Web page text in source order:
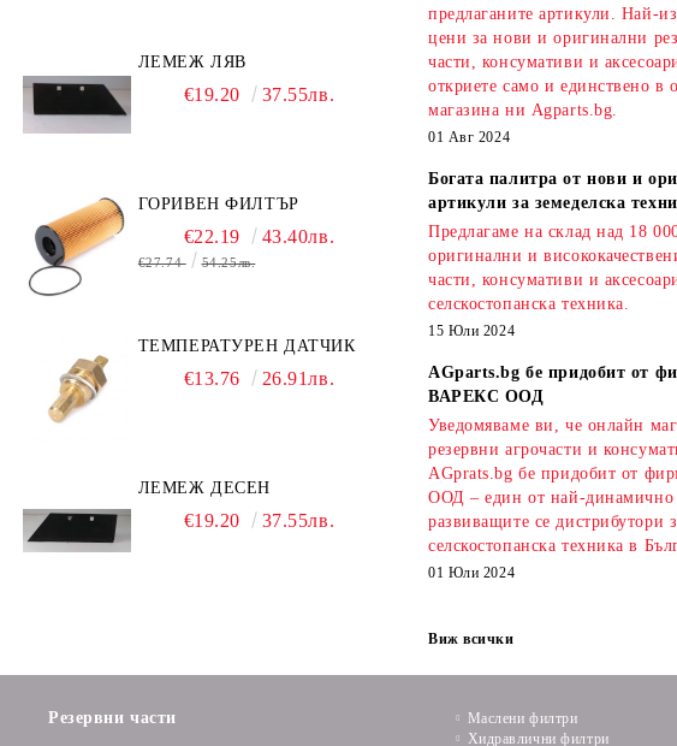
ЛЕМЕЖ ЛЯВ
€19.20 37.55лв.
ГОРИВЕН ФИЛТЪР
€22.19 43.40лв.
€27.74 54.25лв.
ТЕМПЕРАТУРЕН ДАТЧИК
€13.76 26.91лв.
ЛЕМЕЖ ДЕСЕН
€19.20 37.55лв.
предлаганите артикули. Най-
цени за нови и оригинални
части, консумативи и
откриете само и единствено в
магазина ни Agparts.bg.
01 Авг 2024
Богата палитра от нови и
артикули за земеделска
Предлагаме на склад над 18
оригинални и
части, консумативи и
селскостопанска техника.
15 Юли 2024
AGparts.bg бе придобит от
ВАРЕКС ООД
Уведомяваме ви, че онлайн
резервни агрочасти и
AGprats.bg бе придобит от
ООД – един от най-динамично
развиващите се дистрибутори
селскостопанска техника в
01 Юли 2024
Виж всички
Резервни части
Маслени филтри
Хидравлични филтри